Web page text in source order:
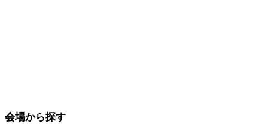
会場から探す